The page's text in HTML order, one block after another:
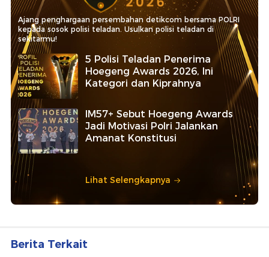
Ajang penghargaan persembahan detikcom bersama POLRI
kepada sosok polisi teladan. Usulkan polisi teladan di
sekitarmu!
5 Polisi Teladan Penerima
Hoegeng Awards 2026, Ini
Kategori dan Kiprahnya
IM57+ Sebut Hoegeng Awards
Jadi Motivasi Polri Jalankan
Amanat Konstitusi
Lihat Selengkapnya
Berita Terkait